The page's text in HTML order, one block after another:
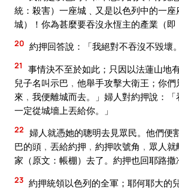
統：殺害）一座城﹑又是以色列中的一
城）！你為甚麼要吞沒永恆主的產業（即
20 約押回答說：「我絕對不吞沒不毀壞。
21
事情決不至於如此；只因以法蓮山地
兒子名叫示巴﹐他舉手攻擊大衛王；你
來﹐我便離城而去。」婦人對約押說：「
一定從城墻上丟給你。」
22 婦人就憑她的聰明去見眾民。他們便
巴的頭﹐丟給約押﹐約押吹號角﹐眾人
家（原文：帳棚）去了。約押也回耶路撒
23 約押統領以色列的全軍；耶何耶大的